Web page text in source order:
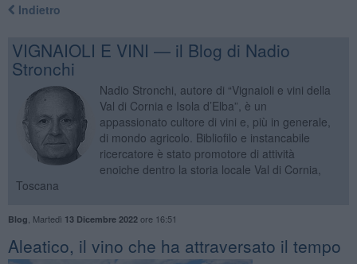
Indietro
VIGNAIOLI E VINI — il Blog di Nadio
Stronchi
Nadio Stronchi, autore di “Vignaioli e vini della
Val di Cornia e Isola d’Elba”, è un
appassionato cultore di vini e, più in generale,
di mondo agricolo. Bibliofilo e instancabile
ricercatore è stato promotore di attività
enoiche dentro la storia locale Val di Cornia,
Toscana
Blog Martedì 13 Dicembre 2022ore 16:51
Aleatico, il vino che ha attraversato il tempo